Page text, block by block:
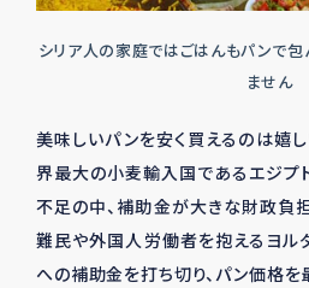
シリア人の家庭ではごはんもパンで包
ません
美味しいパンを安く買えるのは嬉し
界最大の小麦輸入国であるエジプ
不足の中、補助金が大きな財政負
難民や外国人労働者を抱えるヨル
への補助金を打ち切り、パン価格